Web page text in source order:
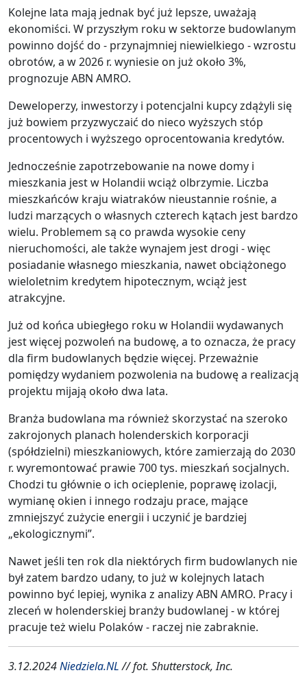
Kolejne lata mają jednak być już lepsze, uważają
ekonomiści. W przyszłym roku w sektorze budowlanym
powinno dojść do - przynajmniej niewielkiego - wzrostu
obrotów, a w 2026 r. wyniesie on już około 3%,
prognozuje ABN AMRO.
Deweloperzy, inwestorzy i potencjalni kupcy zdążyli się
już bowiem przyzwyczaić do nieco wyższych stóp
procentowych i wyższego oprocentowania kredytów.
Jednocześnie zapotrzebowanie na nowe domy i
mieszkania jest w Holandii wciąż olbrzymie. Liczba
mieszkańców kraju wiatraków nieustannie rośnie, a
ludzi marzących o własnych czterech kątach jest bardzo
wielu. Problemem są co prawda wysokie ceny
nieruchomości, ale także wynajem jest drogi - więc
posiadanie własnego mieszkania, nawet obciążonego
wieloletnim kredytem hipotecznym, wciąż jest
atrakcyjne.
Już od końca ubiegłego roku w Holandii wydawanych
jest więcej pozwoleń na budowę, a to oznacza, że pracy
dla firm budowlanych będzie więcej. Przeważnie
pomiędzy wydaniem pozwolenia na budowę a realizacją
projektu mijają około dwa lata.
Branża budowlana ma również skorzystać na szeroko
zakrojonych planach holenderskich korporacji
(spółdzielni) mieszkaniowych, które zamierzają do 2030
r. wyremontować prawie 700 tys. mieszkań socjalnych.
Chodzi tu głównie o ich ocieplenie, poprawę izolacji,
wymianę okien i innego rodzaju prace, mające
zmniejszyć zużycie energii i uczynić je bardziej
„ekologicznymi”.
Nawet jeśli ten rok dla niektórych firm budowlanych nie
był zatem bardzo udany, to już w kolejnych latach
powinno być lepiej, wynika z analizy ABN AMRO. Pracy i
zleceń w holenderskiej branży budowlanej - w której
pracuje też wielu Polaków - raczej nie zabraknie.
3.12.2024Niedziela.NL// fot. Shutterstock, Inc.